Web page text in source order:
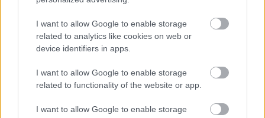
I want to allow Google to enable storage
related to analytics like cookies on web or
device identifiers in apps.
I want to allow Google to enable storage
related to functionality of the website or app.
I want to allow Google to enable storage
Τέλος, το ακραίο αρνητικό σενάριο (grizzly case)
συγκεντρώνει πιθανότητα μόλις 5%, και
προβλέπει σημαντική επιδείνωση του οικονομικού
περιβάλλοντος, όπου οι εμπορικοί πόλεμοι
μετατρέπονται σε ευρύτερη σύγκρουση και η